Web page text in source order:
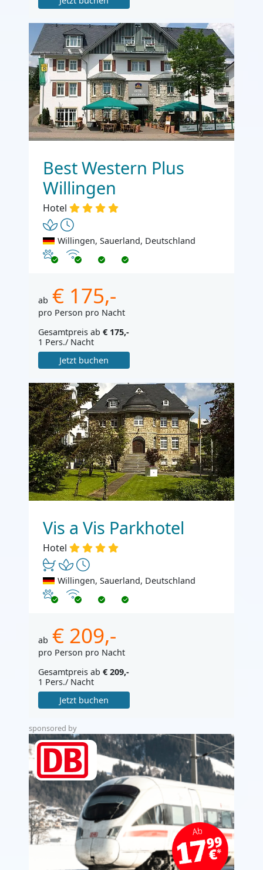
Best Western Plus
Willingen
Hotel
Willingen, Sauerland, Deutschland
Haustiere erlaubt
Internet
ab € 175,-
pro Person pro Nacht
Gesamtpreis ab € 175,-
1 Pers./ Nacht
Jetzt buchen
Vis a Vis Parkhotel
Hotel
Willingen, Sauerland, Deutschland
Haustiere erlaubt
Internet
ab € 209,-
pro Person pro Nacht
Gesamtpreis ab € 209,-
1 Pers./ Nacht
Jetzt buchen
sponsored by